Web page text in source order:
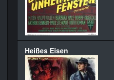
Heißes Eisen